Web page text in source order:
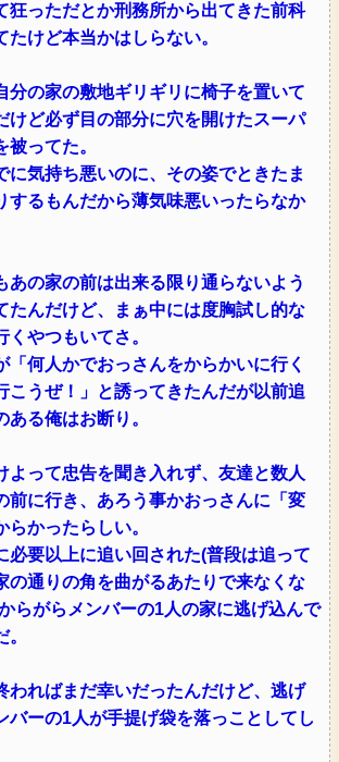
狂っただとか刑務所から出てきた前科
たけど本当かはしらない。
分の家の敷地ギリギリに椅子を置いて
けど必ず目の部分に穴を開けたスーパ
ってた。
に気持ち悪いのに、その姿でときたま
するもんだから薄気味悪いったらなか
あの家の前は出来る限り通らないよう
たんだけど、まぁ中には度胸試し的な
くやつもいてさ。
「何人かでおっさんをからかいに行く
こうぜ！」と誘ってきたんだが以前追
る俺はお断り。
よって忠告を聞き入れず、友達と数人
前に行き、あろう事かおっさんに「変
かったらしい。
必要以上に追い回された(普段は追って
の通りの角を曲がるあたりで来なくな
らがらメンバーの1人の家に逃げ込んで
わればまだ幸いだったんだけど、逃げ
バーの1人が手提げ袋を落っことしてし